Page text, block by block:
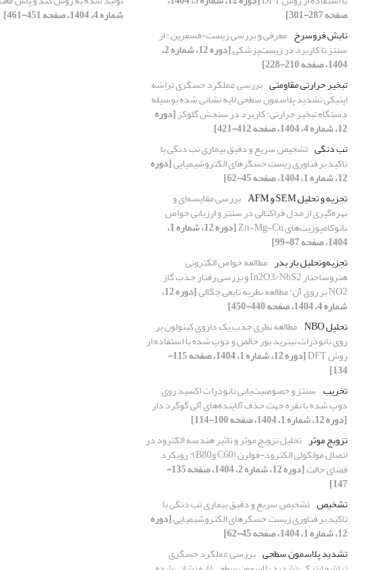
صفحه 287-301]
تابش فروسرخ معرفی و بررسی زیست-فسفرین : از
سنتز تا کاربرد در زیست‌پزشکی [دوره 12، شماره 2،
1404، صفحه 210-228]
تبخیر حرارتی مقاومتی بررسی عملکرد حسگری تراشه
اپتیکی تشدید پلاسمون سطحی لایه ‎نشانی شده بوسیله
دستگاه تبخیر حرارتی: کاربرد در سنجش گلوکز[دوره
12، شماره 4، 1404، صفحه 412-421]
تب دنگی تشخیص سریع و دقیق بیماری تب دنگی با
تاکید بر فناوری زیست حسگرهای الکتروشیمیایی[دوره
12، شماره 1، 1404، صفحه 45-62]
تجزیه و تحلیل SEM و AFM
بررسی مقایسه‌ای و
بهره‌گیری از مدل فراکتالی در سنتز و ارزیابی خواص
نانوکامپوزیت‌های Zn-Mg-Cu [دوره 12، شماره 1،
1404، صفحه 87-99]
تجزیه‌وتحلیل بار بدِر مطالعه خواص الکترونی
هتروساختار In2O3/NbS2 و بررسی رفتار جذب گاز
NO2 بر روی آن: مطالعه نظریه تابعی چگالی [دوره 12،
شماره 4، 1404، صفحه 440-450]
تحلیل NBO
مطالعه نظری جذب یک داروی کینولون بر
روی نانوذرات نیترید بور خالص و دوپ شده با استفاده از
روش DFT [دوره 12، شماره 1، 1404، صفحه 115-
134]
تخریب سنتز و خصوصیت‌یابی نانوذرات اکسید روی
دوپ شده با نقره جهت حذف آلاینده‌های آلی گوگرد دار
[دوره 12، شماره 1، 1404، صفحه 100-114]
تزویج موثر تحلیل تزویج موثر و تاثیر هندسه الکترود در
اتصال مولکولی الکترود-فولرن (C60 وB80): رویکرد
فضای حالت [دوره 12، شماره 2، 1404، صفحه 135-
147]
تشخیص تشخیص سریع و دقیق بیماری تب دنگی با
تاکید بر فناوری زیست حسگرهای الکتروشیمیایی[دوره
12، شماره 1، 1404، صفحه 45-62]
تشدید پلاسمون سطحی بررسی عملکرد حسگری
شماره 4، 1404، صفحه 451-461]